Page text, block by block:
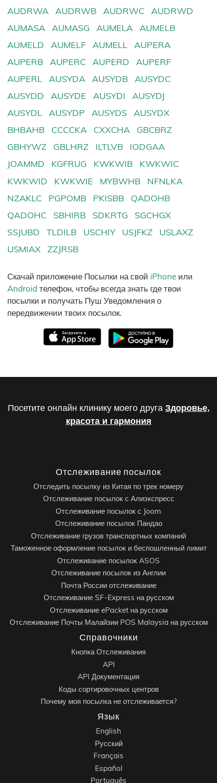
AUDRWA
AUDRWB AUDRWC
AUDRWD
AUMASA
AUMASG AUMELA
AUMELB
AUMELD
AUMELF AUMELL
AUPERA
AUPERB
AUPERC AUPERD
AUPERF
AUPERL
AUSYDA AUSYDB
AUSYDC
AUSYDD
AUSYDE AUSYDI
AUSYDJ
AUSYDL
AUSYDP AUSYDS
AUSYDX
BHBAHB
CCCCKA CXXCHA
GBCBRZ
GBHYWZ
GBLHRZ ILTLVB
IODGAA
JOAMMD
KGFRUG KWKWIB
KWKWIC
KWKWID
KWKWIE MYBWHB
NFNLKA
NZAKLC
PGPOMB PKISBB
QADOHB
QADOHC
SBHIRB SDKRTG
SGCHGX
SSJUBD
TLDILB USCHIY USJFKZ
USLAXZ
USMIAX
ZZJRSB
Скачай приложение Посылки на свой iPhone или
Android телефон, чтобы всегда знать где твои
посылки и получать Пуш Уведомления о
передвижении твоих посылок.
Посетите онлайн клинику моего друга Здоровье,
красота и гармония
Отслеживание посылок
Отследить посылку из Китая по трек номеру
Отслеживание посылок с Алиэкспресс
Отслеживание посылок с Joom
Отслеживание посылок Пандао
Отслеживание грузов транспортных компаний
Таможенное оформление посылок и беспошленный лимит
Отслеживание посылок ASOS
Отслеживание посылок из Англии
Почта России отслеживание
Отслеживание SF-Express на русском
Отслеживание ePacket на русском
Отслеживание Почты Малайзии POS Malaysia на русском
Справочники
Кнопка Отслеживания
API
API Документация
Коды сортировочных центров
Почему моя посылка не отслеживается?
Язык
English
Русский
Français
Español
Português